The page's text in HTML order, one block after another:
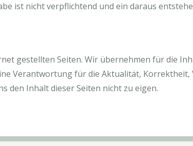
ist nicht verpflichtend und ein daraus
gestellten Seiten. Wir übernehmen für die
Verantwortung für die Aktualität,
den Inhalt dieser Seiten nicht zu eigen.